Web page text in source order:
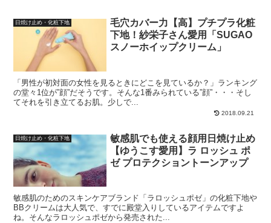
日焼け止め・化粧下地
毛穴カバー力【高】プチプラ化粧
下地！紗栄子さん愛用「SUGAO
スノーホイップクリーム」
「男性が初対面の女性を見るときにどこを見ているか？」ランキング
の堂々1位が”顔”だそうです。そんな1番みられている”顔”・・・そし
てそれを引き立てるお肌。少しで...
2018.09.21
日焼け止め・化粧下地
敏感肌でも使える顔用日焼け止め
【ゆうこす愛用】ラ ロッシュ ポ
ゼ プロテクショントーンアップ
敏感肌のためのスキンケアブランド「ラロッシュポゼ」の化粧下地や
BBクリームは大人気で、すでに殿堂入りしているアイテムですよ
ね。そんなラロッシュポゼから発売された...